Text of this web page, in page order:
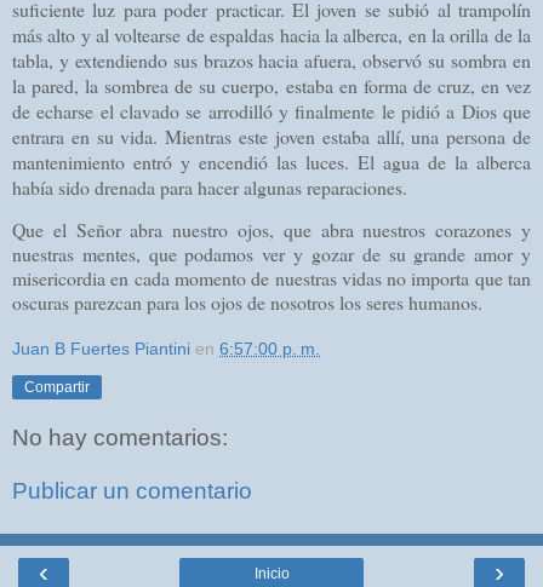
suficiente luz para poder practicar. El joven se subió al trampolín
más alto y al voltearse de espaldas hacia la alberca, en la orilla de la
tabla, y extendiendo sus brazos hacia afuera, observó su sombra en
la pared, la sombrea de su cuerpo, estaba en forma de cruz, en vez
de echarse el clavado se arrodilló y finalmente le pidió a Dios que
entrara en su vida. Mientras este joven estaba allí, una persona de
mantenimiento entró y encendió las luces. El agua de la alberca
había sido drenada para hacer algunas reparaciones.
Que el Señor abra nuestro ojos, que abra nuestros corazones y
nuestras mentes, que podamos ver y gozar de su grande amor y
misericordia en cada momento de nuestras vidas no importa que tan
oscuras parezcan para los ojos de nosotros los seres humanos.
Juan B Fuertes Piantini en 6:57:00 p. m.
Compartir
No hay comentarios:
Publicar un comentario
‹ ›
Inicio